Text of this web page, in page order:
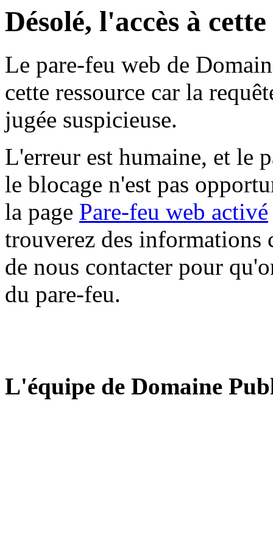
Désolé, l'accès à
Le pare-feu web de
cette ressource car la
jugée suspicieuse.
L'erreur est humaine, et le
le blocage n'est pas
la page Pare-feu web activé
trouverez des informations
de nous contacter pour
du pare-feu.
L'équipe de Domaine